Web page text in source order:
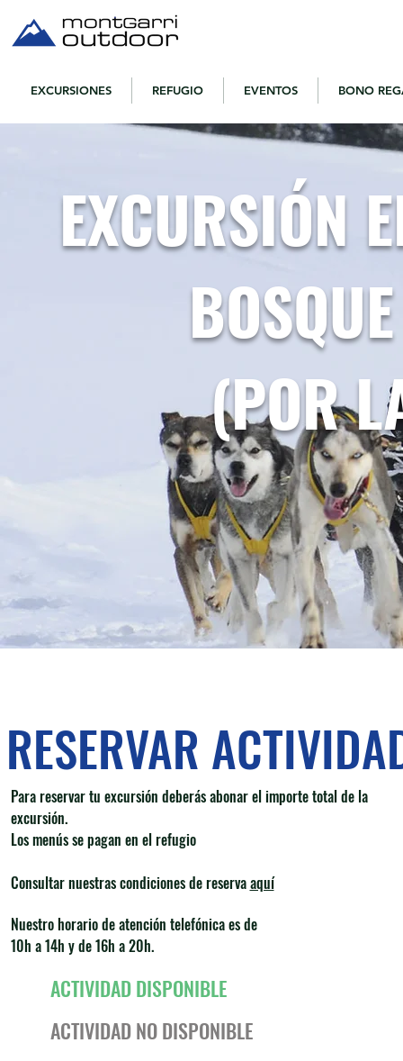
EXCURSIONES REFUGIO EVENTOS BONO
EXCURSIÓN
(POR
RESERVAR
Para reservar tu excursión deberás abonar el importe total de la
excursión.
Los menús se pagan en el refugio
Consultar nuestras condiciones de reservaaquí
Nuestro horario de atención telefónica es de
10h a 14h y de 16h a 20h.
ACTIVIDAD DISPONIBLE
ACTIVIDAD NO DISPONIBLE